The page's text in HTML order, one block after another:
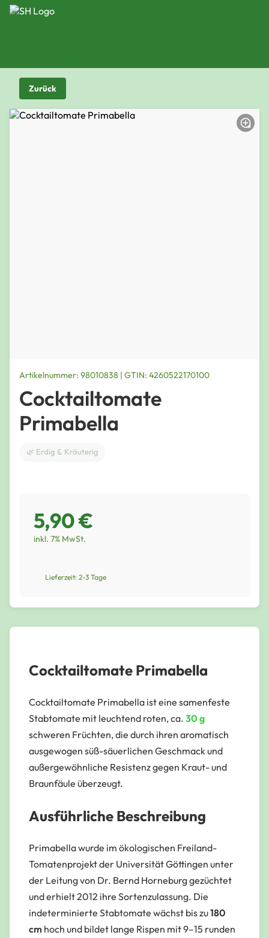
Zurück
Artikelnummer: 98010838 | GTIN: 4260522170100
Cocktailtomate
Primabella
🌿 Erdig & Kräuterig
5,90 €
inkl. 7% MwSt.
Lieferzeit: 2-3 Tage
Cocktailtomate Primabella
Cocktailtomate Primabella ist eine samenfeste
Stabtomate mit leuchtend roten, ca. 30 g
schweren Früchten, die durch ihren aromatisch
ausgewogen süß-säuerlichen Geschmack und
außergewöhnliche Resistenz gegen Kraut- und
Braunfäule überzeugt.
Ausführliche Beschreibung
Primabella wurde im ökologischen Freiland-
Tomatenprojekt der Universität Göttingen unter
der Leitung von Dr. Bernd Horneburg gezüchtet
und erhielt 2012 ihre Sortenzulassung. Die
indeterminierte Stabtomate wächst bis zu180
cm hoch und bildet lange Rispen mit 9–15 runden